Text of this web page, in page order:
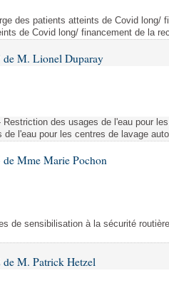
des patients atteints de Covid long/
de Covid long/ financement de la
de M. Lionel Duparay
des usages de l'eau pour
de l'eau pour les centres de lavage
de Mme Marie Pochon
de sensibilisation à la sécurité
de M. Patrick Hetzel